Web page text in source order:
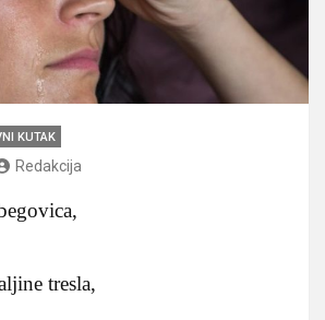
KUTAK
Redakcija
tresla,